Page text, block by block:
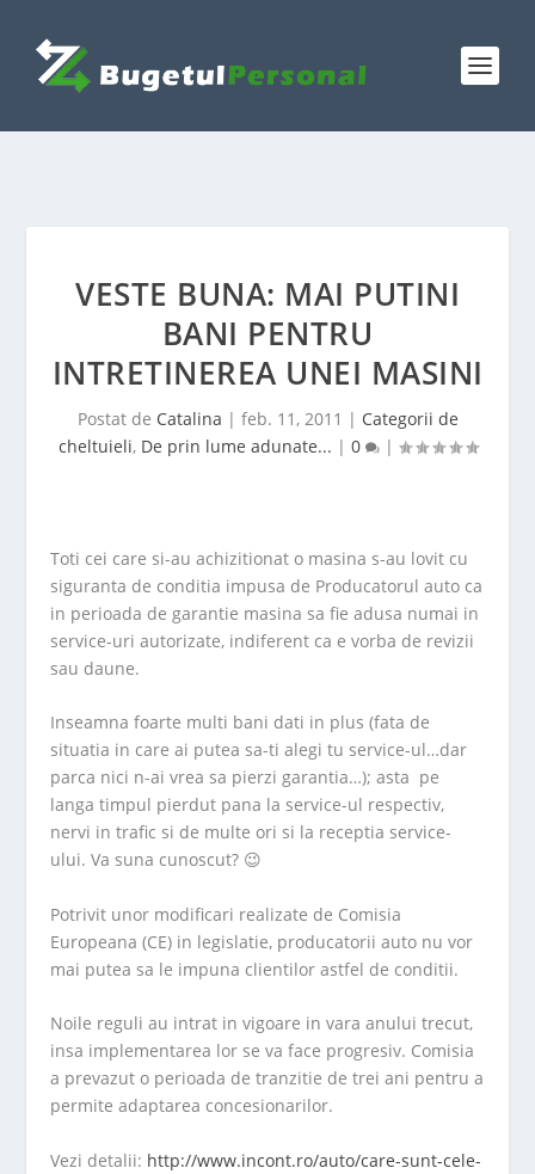
VESTE BUNA: MAI PUTINI
BANI PENTRU
INTRETINEREA UNEI MASINI
Postat de Catalina | feb. 11, 2011 | Categorii de
cheltuieli, De prin lume adunate... | 0 |
Toti cei care si-au achizitionat o masina s-au lovit cu
siguranta de conditia impusa de Producatorul auto ca
in perioada de garantie masina sa fie adusa numai in
service-uri autorizate, indiferent ca e vorba de revizii
sau daune.
Inseamna foarte multi bani dati in plus (fata de
situatia in care ai putea sa-ti alegi tu service-ul…dar
parca nici n-ai vrea sa pierzi garantia…); asta pe
langa timpul pierdut pana la service-ul respectiv,
nervi in trafic si de multe ori si la receptia service-
ului. Va suna cunoscut? 😉
Potrivit unor modificari realizate de Comisia
Europeana (CE) in legislatie, producatorii auto nu vor
mai putea sa le impuna clientilor astfel de conditii.
Noile reguli au intrat in vigoare in vara anului trecut,
insa implementarea lor se va face progresiv. Comisia
a prevazut o perioada de tranzitie de trei ani pentru a
permite adaptarea concesionarilor.
Vezi detalii: http://www.incont.ro/auto/care-sunt-cele-